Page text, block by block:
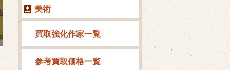
美術
買取強化作家一覧
参考買取価格一覧